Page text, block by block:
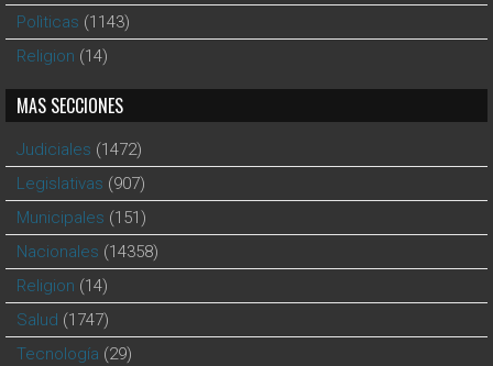
Polìticas (1143)
Religion (14)
MAS SECCIONES
Judiciales (1472)
Legislativas (907)
Municipales (151)
Nacionales (14358)
Religion (14)
Salud (1747)
Tecnología (29)